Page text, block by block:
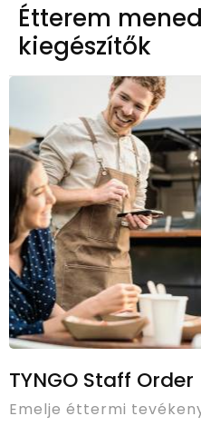
Étterem
kiegészítők
TYNGO Staff Order
Emelje éttermi